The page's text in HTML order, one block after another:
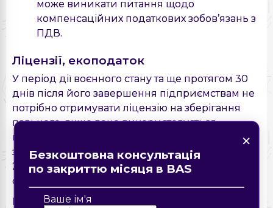
Форма зворотнього зв'язку
Надіслати
Замовте дзвінок
Надіслати
може виникати питання щодо
компенсаційних податкових зобов’язань з
ПДВ.
Ліцензії, екоподаток
У період дії воєнного стану та ще протягом 30
днів після його завершення підприємствам не
потрібно отримувати ліцензію на зберігання
пального, якщо воно використовується
виключно для заправки генератора, а обсяг
зберігання на одному об'єкті не перевищує
2000 літрів. Це виняток, запроваджений для
спрощення умов роботи в кризових ситуаціях.
Крім того, генератори (код УКТ ЗЕД 8502) на
сторінці?
×
Опис помилки
×
Безкоштовна консультація
по закриттю місяця в BAS
Ваше ім'я